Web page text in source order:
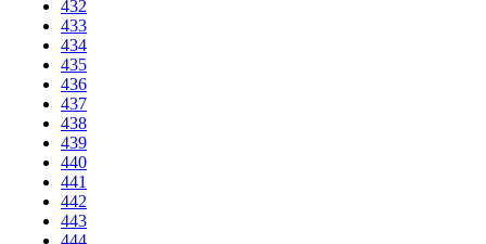
432
433
434
435
436
437
438
439
440
441
442
443